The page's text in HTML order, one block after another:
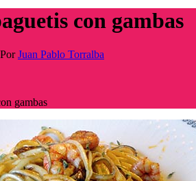
con gambas
PorJuan Pablo Torralba
gambas